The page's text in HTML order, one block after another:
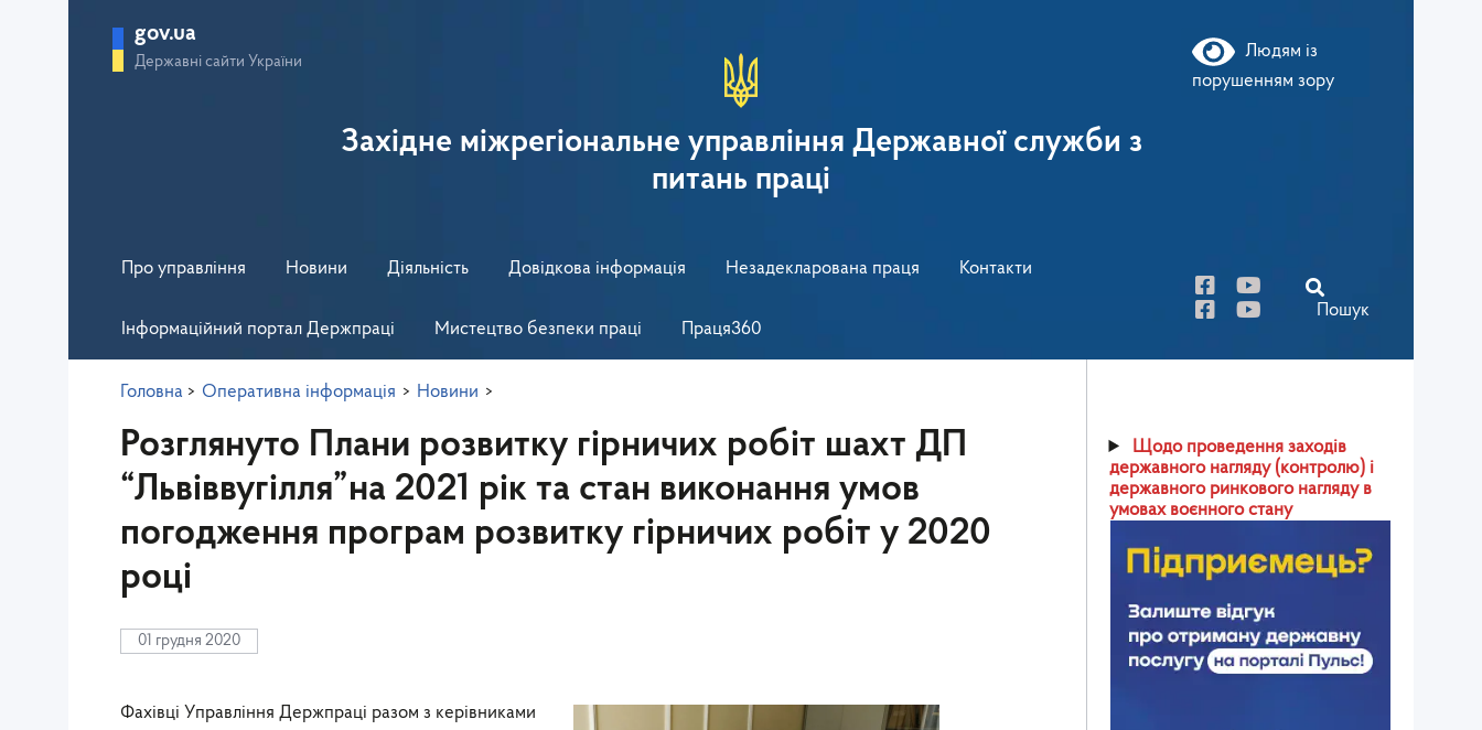
gov.ua
Державні сайти України
Людям із
порушенням зору
Західне міжрегіональне управління Державної служби з
питань праці
Про управління Новини Діяльність Довідкова інформація Незадекларована праця Контакти
Інформаційний портал Держпраці Мистецтво безпеки праці Праця360
Пошук
Головна > Оперативна інформація > Новини >
Розглянуто Плани розвитку гірничих робіт шахт ДП
“Львіввугілля”на 2021 рік та стан виконання умов
погодження програм розвитку гірничих робіт у 2020
році
01 грудня 2020
Фахівці Управління Держпраці разом з керівниками
Щодо проведення заходів
державного нагляду (контролю) і
державного ринкового нагляду в
умовах воєнного стану